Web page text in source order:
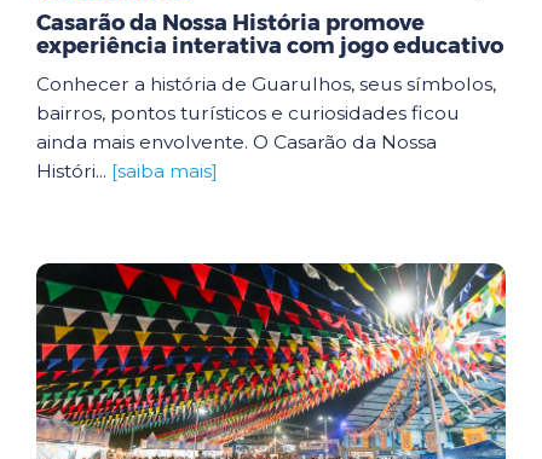
Casarão da Nossa História promove
experiência interativa com jogo educativo
Conhecer a história de Guarulhos, seus símbolos,
bairros, pontos turísticos e curiosidades ficou
ainda mais envolvente. O Casarão da Nossa
Históri... [saiba mais]